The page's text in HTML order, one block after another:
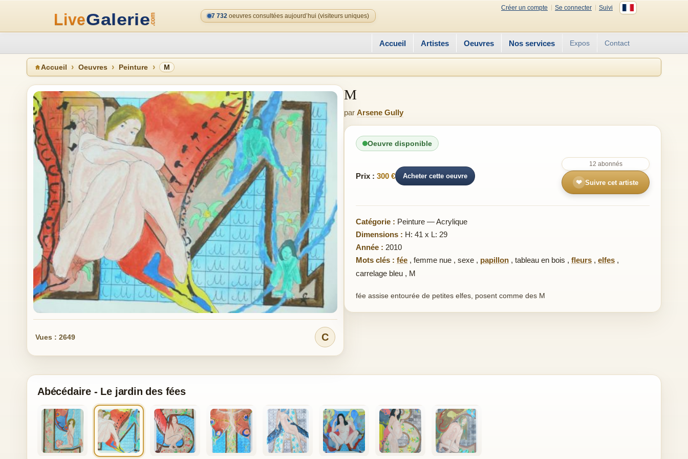
Créer un compte Se connecter
Suivi
7 732 oeuvres consultées aujourd’hui (visiteurs uniques)
Accueil Artistes Oeuvres Nos services Expos Contact
Accueil Oeuvres Peinture M
Vues : 2649 C
M
par Arsene Gully
Oeuvre disponible
Prix : 300 € Acheter cette oeuvre
12 abonnés
❤ Suivre cet artiste
Catégorie : Peinture — Acrylique
Dimensions : H: 41 x L: 29
Année : 2010
Mots clés : fée , femme nue , sexe , papillon , tableau en bois , fleurs , elfes ,
carrelage bleu , M
fée assise entourée de petites elfes, posent comme des M
Abécédaire - Le jardin des fées